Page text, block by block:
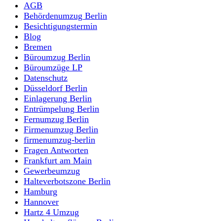
AGB
Behördenumzug Berlin
Besichtigungstermin
Blog
Bremen
Büroumzug Berlin
Büroumzüge LP
Datenschutz
Düsseldorf Berlin
Einlagerung Berlin
Entrümpelung Berlin
Fernumzug Berlin
Firmenumzug Berlin
firmenumzug-berlin
Fragen Antworten
Frankfurt am Main
Gewerbeumzug
Halteverbotszone Berlin
Hamburg
Hannover
Hartz 4 Umzug